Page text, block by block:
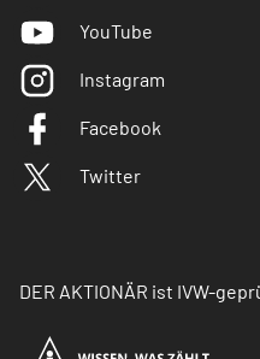
YouTube
Instagram
Facebook
Twitter
DER AKTIONÄR ist IVW-